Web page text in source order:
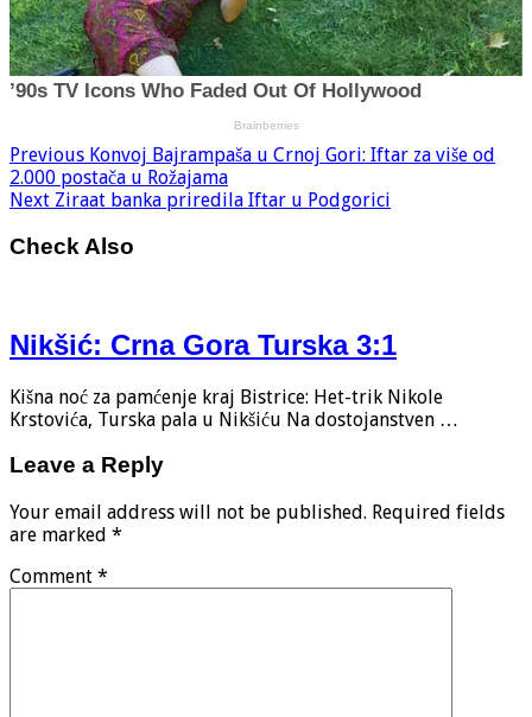
Previous Konvoj Bajrampaša u Crnoj Gori: Iftar za više od
2.000 postača u Rožajama
Next Ziraat banka priredila Iftar u Podgorici
Check Also
Nikšić: Crna Gora Turska 3:1
Kišna noć za pamćenje kraj Bistrice: Het-trik Nikole
Krstovića, Turska pala u Nikšiću Na dostojanstven …
Leave a Reply
Your email address will not be published. Required fields
are marked *
Comment *